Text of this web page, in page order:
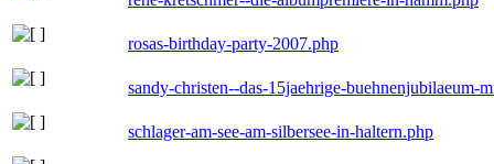
rosas-birthday-party-2007.php
sandy-christen--das-15jaehrige-buehnenjubilaeum-
schlager-am-see-am-silbersee-in-haltern.php